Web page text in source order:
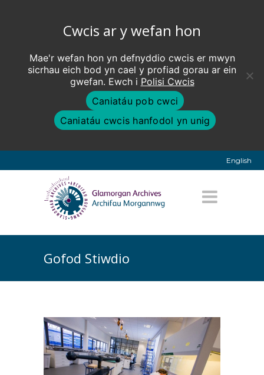
Cwcis ar y wefan hon
Mae'r wefan hon yn defnyddio cwcis er mwyn
sicrhau eich bod yn cael y profiad gorau ar ein
gwefan. Ewch i Polisi Cwcis
Caniatáu pob cwci
Caniatáu cwcis hanfodol yn unig
English
Gofod Stiwdio